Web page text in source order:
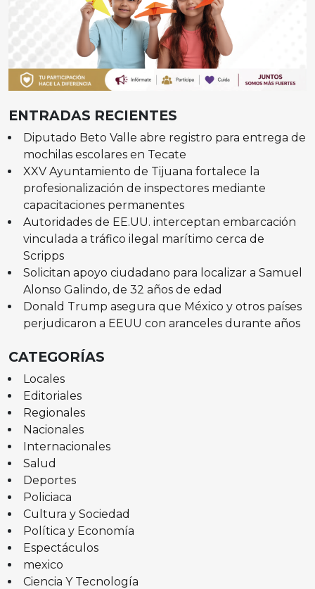
ENTRADAS RECIENTES
Diputado Beto Valle abre registro para entrega de
mochilas escolares en Tecate
XXV Ayuntamiento de Tijuana fortalece la
profesionalización de inspectores mediante
capacitaciones permanentes
Autoridades de EE.UU. interceptan embarcación
vinculada a tráfico ilegal marítimo cerca de
Scripps
Solicitan apoyo ciudadano para localizar a Samuel
Alonso Galindo, de 32 años de edad
Donald Trump asegura que México y otros países
perjudicaron a EEUU con aranceles durante años
CATEGORÍAS
Locales
Editoriales
Regionales
Nacionales
Internacionales
Salud
Deportes
Policiaca
Cultura y Sociedad
Política y Economía
Espectáculos
mexico
Ciencia Y Tecnología